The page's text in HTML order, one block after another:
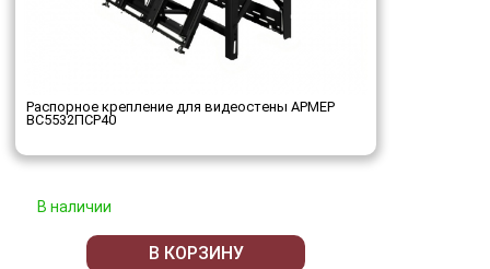
Распорное крепление для видеостены АРМЕР
ВС5532ПСР40
В наличии
В КОРЗИНУ